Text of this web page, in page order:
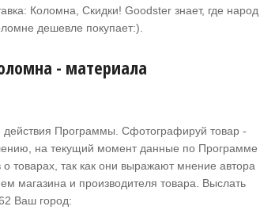
Коломна, Скидки! Goodster знает, где народ
дешевле покупает:).
- материала
Программы. Сфотографируй товар -
на текущий момент данные по Программе
товарах, так как они выражают мнение автора
магазина и производителя товара. Выслать
Ваш город: